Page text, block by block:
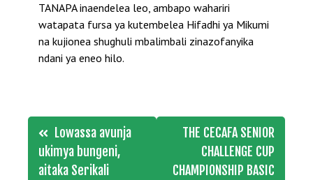
TANAPA inaendelea leo, ambapo wahariri
watapata fursa ya kutembelea Hifadhi ya Mikumi
na kujionea shughuli mbalimbali zinazofanyika
ndani ya eneo hilo.
Post
navigation
Lowassa avunja
ukimya bungeni,
aitaka Serikali
THE CECAFA SENIOR
CHALLENGE CUP
CHAMPIONSHIP BASIC